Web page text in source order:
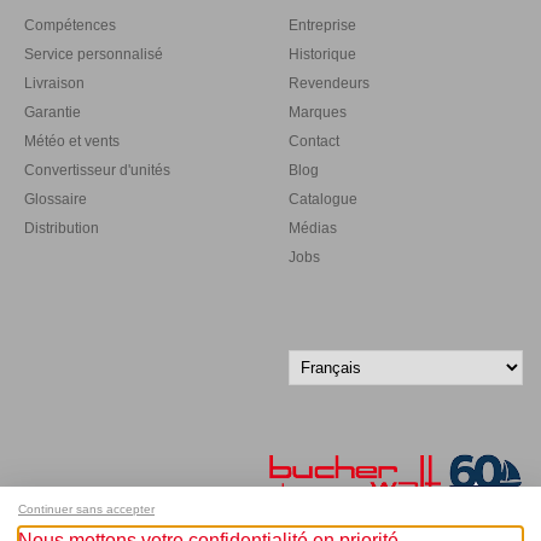
Compétences
Service personnalisé
Livraison
Garantie
Météo et vents
Convertisseur d'unités
Glossaire
Distribution
Entreprise
Historique
Revendeurs
Marques
Contact
Blog
Catalogue
Médias
Jobs
Continuer sans accepter